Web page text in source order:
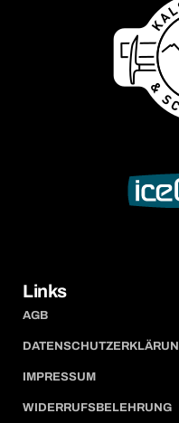
Links
AGB
IMPRESSUM
WIDERRUFSBELEHRUNG